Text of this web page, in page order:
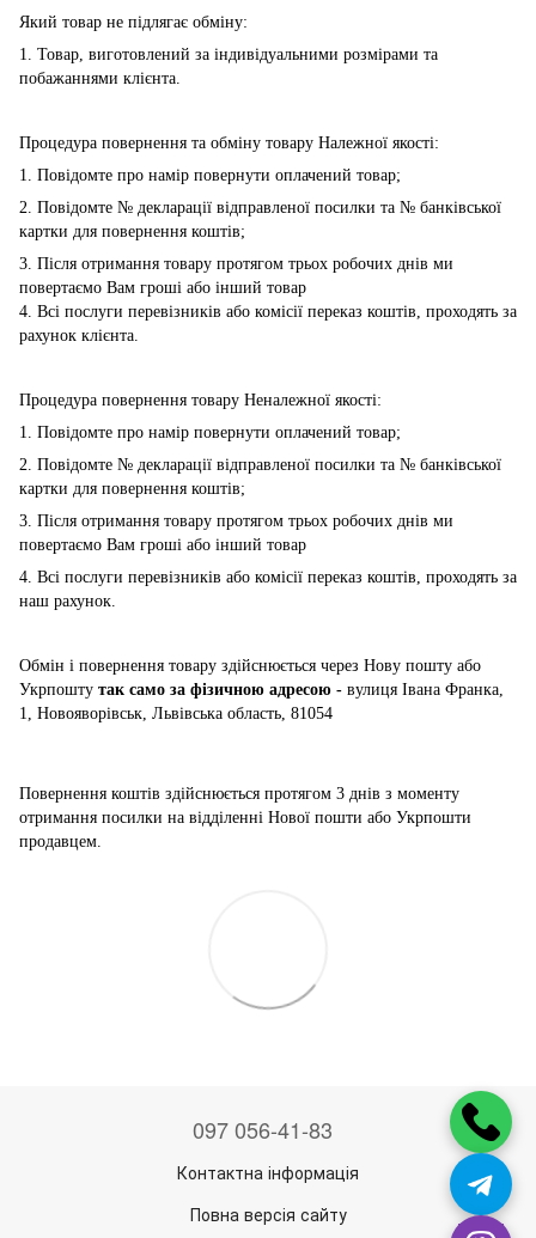
Який товар не підлягає обміну:
1. Товар, виготовлений за індивідуальними розмірами та
побажаннями клієнта.
Процедура повернення та обміну товару Належної якості:
1. Повідомте про намір повернути оплачений товар;
2. Повідомте № декларації відправленої посилки та № банківської
картки для повернення коштів;
3. Після отримання товару протягом трьох робочих днів ми
повертаємо Вам гроші або інший товар
4. Всі послуги перевізників або комісії переказ коштів, проходять за
рахунок клієнта.
Процедура повернення товару Неналежної якості:
1. Повідомте про намір повернути оплачений товар;
2. Повідомте № декларації відправленої посилки та № банківської
картки для повернення коштів;
3. Після отримання товару протягом трьох робочих днів ми
повертаємо Вам гроші або інший товар
4. Всі послуги перевізників або комісії переказ коштів, проходять за
наш рахунок.
Обмін і повернення товару здійснюється через Нову пошту або
Укрпошту так само за фізичною адресою - вулиця Івана Франка,
1, Новояворівськ, Львівська область, 81054
Повернення коштів здійснюється протягом 3 днів з моменту
отримання посилки на відділенні Нової пошти або Укрпошти
продавцем.
097 056-41-83
Контактна інформація
Повна версія сайту